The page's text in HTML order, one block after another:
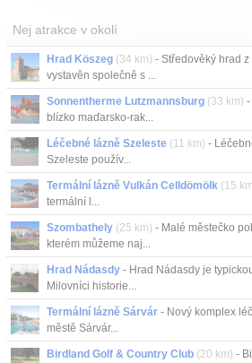
Nej atrakce v okolí
Hrad Köszeg (34 km) - Středověký hrad
vystavěn společně s ...
Sonnentherme Lutzmannsburg (33 km)
blízko maďarsko-rak...
Léčebné lázně Szeleste (11 km) -
Szeleste použív...
Termální lázně Vulkán Celldömölk (15
termální l...
Szombathely (25 km) - Malé městečko
kterém můžeme naj...
Hrad Nádasdy - Hrad Nádasdy je
Milovníci historie...
Termální lázně Sárvár - Nový komplex
městě Sárvár...
Birdland Golf & Country Club (20 km) -